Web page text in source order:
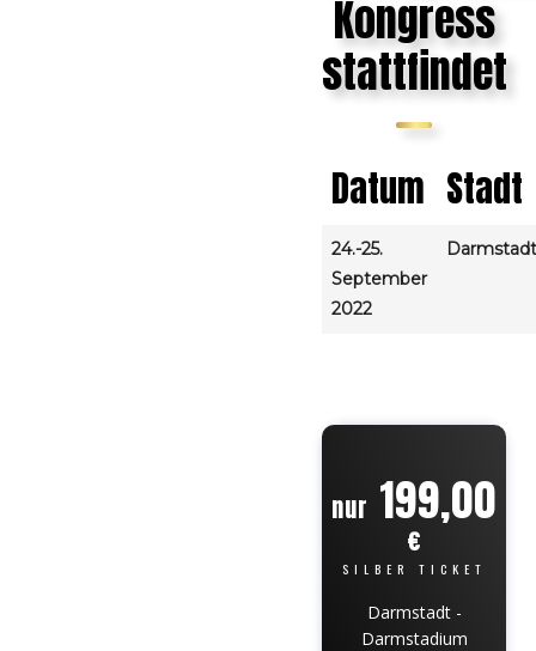
Kongress
stattfindet
Datum Stadt
24.-25.
September
2022
Darmstadt
nur 199,00
€
SILBER TICKET
Darmstadt -
Darmstadium